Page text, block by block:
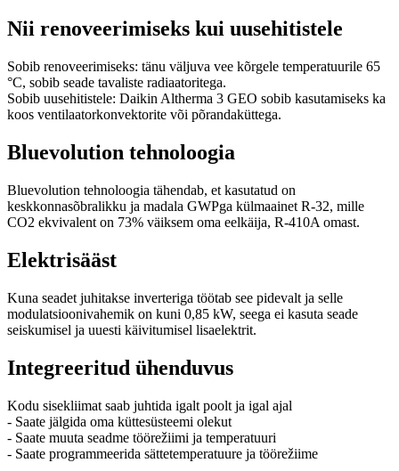
Nii renoveerimiseks kui uusehitistele
Sobib renoveerimiseks: tänu väljuva vee kõrgele temperatuurile 65
°C, sobib seade tavaliste radiaatoritega.
Sobib uusehitistele: Daikin Altherma 3 GEO sobib kasutamiseks ka
koos ventilaatorkonvektorite või põrandaküttega.
Bluevolution tehnoloogia
Bluevolution tehnoloogia tähendab, et kasutatud on
keskkonnasõbralikku ja madala GWPga külmaainet R-32, mille
CO2 ekvivalent on 73% väiksem oma eelkäija, R-410A omast.
Elektrisääst
Kuna seadet juhitakse inverteriga töötab see pidevalt ja selle
modulatsioonivahemik on kuni 0,85 kW, seega ei kasuta seade
seiskumisel ja uuesti käivitumisel lisaelektrit.
Integreeritud ühenduvus
Kodu sisekliimat saab juhtida igalt poolt ja igal ajal
- Saate jälgida oma küttesüsteemi olekut
- Saate muuta seadme töörežiimi ja temperatuuri
- Saate programmeerida sättetemperatuure ja töörežiime